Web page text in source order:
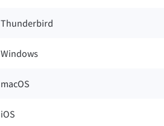
Thunderbird
Windows
macOS
iOS